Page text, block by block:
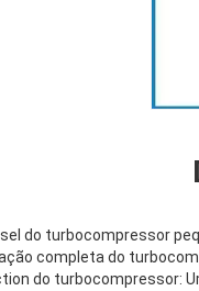
do turbocompressor
completa do
do turbocompressor: